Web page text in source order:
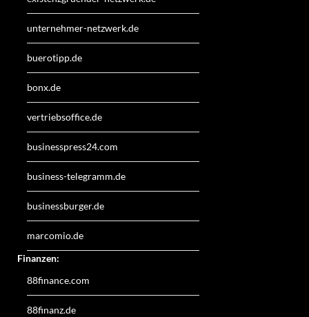
unternehmer-netzwerk.de
buerotipp.de
bonx.de
vertriebsoffice.de
businesspress24.com
business-telegramm.de
businessburger.de
marcomio.de
Finanzen:
88finance.com
88finanz.de